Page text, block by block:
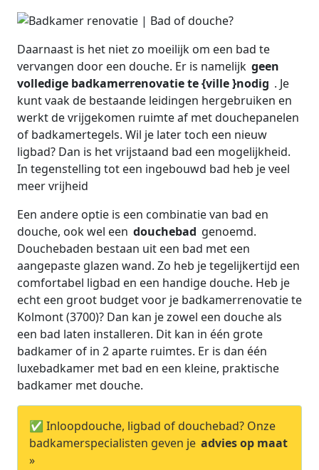
Daarnaast is het niet zo moeilijk om een bad te
vervangen door een douche. Er is namelijk geen
volledige badkamerrenovatie te {ville }nodig . Je
kunt vaak de bestaande leidingen hergebruiken en
werkt de vrijgekomen ruimte af met douchepanelen
of badkamertegels. Wil je later toch een nieuw
ligbad? Dan is het vrijstaand bad een mogelijkheid.
In tegenstelling tot een ingebouwd bad heb je veel
meer vrijheid
Een andere optie is een combinatie van bad en
douche, ook wel een douchebad genoemd.
Douchebaden bestaan uit een bad met een
aangepaste glazen wand. Zo heb je tegelijkertijd een
comfortabel ligbad en een handige douche. Heb je
echt een groot budget voor je badkamerrenovatie te
Kolmont (3700)? Dan kan je zowel een douche als
een bad laten installeren. Dit kan in één grote
badkamer of in 2 aparte ruimtes. Er is dan één
luxebadkamer met bad en een kleine, praktische
badkamer met douche.
✅ Inloopdouche, ligbad of douchebad? Onze
badkamerspecialisten geven je advies op maat
»